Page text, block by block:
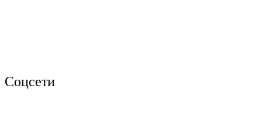
Соцсети